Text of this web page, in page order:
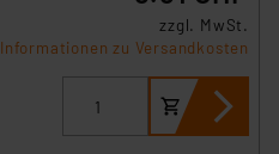
zzgl. MwSt.
Informationen zu Versandkosten